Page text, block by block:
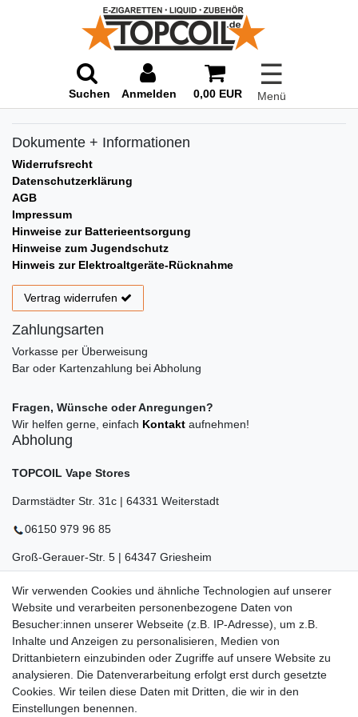
Suchen Anmelden 0,00 EUR
☰
Menü
Dokumente + Informationen
Widerrufsrecht
Datenschutzerklärung
AGB
Impressum
Hinweise zur Batterieentsorgung
Hinweise zum Jugendschutz
Hinweis zur Elektroaltgeräte-Rücknahme
Vertrag widerrufen
Zahlungsarten
Vorkasse per Überweisung
Bar oder Kartenzahlung bei Abholung
Fragen, Wünsche oder Anregungen?
Wir helfen gerne, einfach Kontakt aufnehmen!
Abholung
TOPCOIL Vape Stores
Darmstädter Str. 31c | 64331 Weiterstadt
06150 979 96 85
Groß-Gerauer-Str. 5 | 64347 Griesheim
06155 834 88 58
Eberstädter Str. 21 | 64319 Pfungstadt
06157 984 88 55
Öffnungszeiten finden Sie hier: www.topcoil.de
E-MAIL **
Newsletter
Honig
Wir verwenden Cookies und ähnliche Technologien auf unserer
Website und verarbeiten personenbezogene Daten von
Besucher:innen unserer Webseite (z.B. IP-Adresse), um z.B.
Inhalte und Anzeigen zu personalisieren, Medien von
Drittanbietern einzubinden oder Zugriffe auf unsere Website zu
analysieren. Die Datenverarbeitung erfolgt erst durch gesetzte
Cookies. Wir teilen diese Daten mit Dritten, die wir in den
Einstellungen benennen.